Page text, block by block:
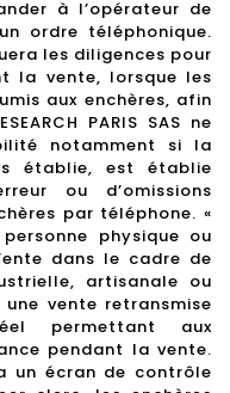
à l’opérateur de
ordre téléphonique.
les diligences pour
la vente, lorsque les
aux enchères, afin
PARIS SAS ne
notamment si la
établie, est établie
ou d’omissions
par téléphone. «
physique ou
dans le cadre de
artisanale ou
vente retransmise
permettant aux
pendant la vente.
un écran de contrôle